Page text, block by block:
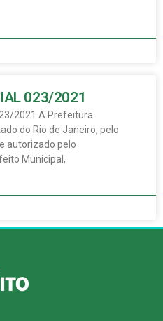
023/2021
2021 A Prefeitura
do Rio de Janeiro, pelo
autorizado pelo
Municipal,